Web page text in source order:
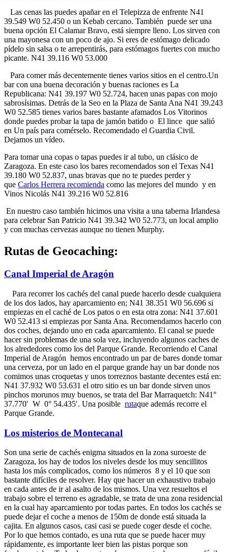
Las cenas las puedes apañar en el Telepizza de enfrente N41
39.549 W0 52.450 o un Kebab cercano. También puede ser una
buena opción El Calamar Bravo, está siempre lleno. Los sirven con
una mayonesa con un poco de ajo. Si eres de estómago delicado
pídelo sin salsa o te arrepentirás, para estómagos fuertes con mucho
picante. N41 39.116 W0 53.000
Para comer más decentemente tienes varios sitios en el centro.Un
bar con una buena decoración y buenas raciones es La
Republicana: N41 39.197 W0 52.724, hacen unas papas con mojo
sabrosísimas. Detrás de la Seo en la Plaza de Santa Ana N41 39.243
W0 52.585 tienes varios bares bastante afamados Los Vitorinos
donde puedes probar la tapa de jamón batido o El lince que salió
en Un país para comérselo. Recomendado el Guardia Civil.
Dejamos un vídeo.
Para tomar una copas o tapas puedes ir al tubo, un clásico de
Zaragoza. En este caso los bares recomendados son el Texas N41
39.180 W0 52.837, unas bravas que no te puedes perder y
que Carlos Herrera recomienda como las mejores del mundo y en
Vinos Nicolás N41 39.216 W0 52.816
En nuestro caso también hicimos una visita a una taberna Irlandesa
para celebrar San Patricio N41 39.342 W0 52.773, un local amplio
y con muchas cervezas aunque no tienen Murphy.
Rutas de Geocaching:
Canal Imperial de Aragón
Para recorrer los cachés del canal puede hacerlo desde cualquiera
de los dos lados, hay aparcamiento en; N41 38.351 W0 56.696 si
empiezas en el caché de Los patos o en esta otra zona: N41 37.601
W0 52.413 si empiezas por Santa Ana. Recomendamos hacerlo con
dos coches, dejando uno en cada aparcamiento. El canal se puede
hacer sin problemas de una sola vez, incluyendo algunos caches de
los alrededores como los del Parque Grande. Recorriendo el Canal
Imperial de Aragón hemos encontrado un par de bares donde tomar
una cerveza, por un lado en el parque grande hay un bar donde nos
comimos unas croquetas y unos torreznos bastante decentes está en:
N41 37.932 W0 53.631 el otro sitio es un bar donde sirven unos
pinchos morunos muy buenos, se trata del BarMarraquetch: N41°
37.770′ W 0° 54.435′. Una posible rutaque además recorre el
Parque Grande.
Los misterios de Montecanal
Son una serie de cachés enigma situados en la zona suroeste de
Zaragoza, los hay de todos los niveles desde los muy sencillitos
hasta los más complicados, como los números 8 y el 10 que son
bastante difíciles de resolver. Hay que hacer un exhaustivo trabajo
en cada antes de ir al asalto de los mismos. Una vez resueltos el
trabajo sobre el terreno es agradable, se trata de una zona residencial
en la cual hay aparcamiento por todas partes. En todos los cachés se
puede dejar el coche a menos de 150m de donde está situada la
cajita. En algunos casos, casi casi se puede coger desde el coche.
Por lo que hemos contado, es una ruta que se puede hacer muy
rápidamente, es importante leer bien las pistas porque son